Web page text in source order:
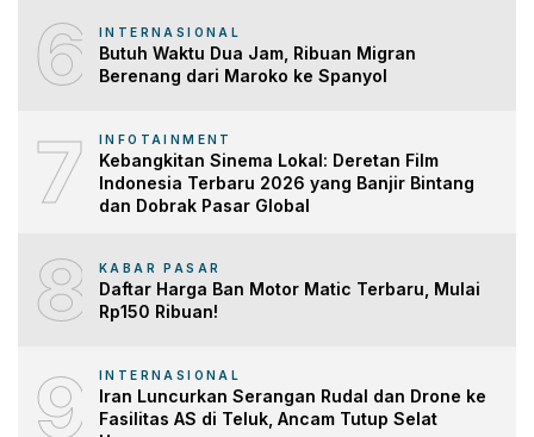
6 INTERNASIONAL
Butuh Waktu Dua Jam, Ribuan Migran
Berenang dari Maroko ke Spanyol
7 INFOTAINMENT
Kebangkitan Sinema Lokal: Deretan Film
Indonesia Terbaru 2026 yang Banjir Bintang
dan Dobrak Pasar Global
8 KABAR PASAR
Daftar Harga Ban Motor Matic Terbaru, Mulai
Rp150 Ribuan!
9 INTERNASIONAL
Iran Luncurkan Serangan Rudal dan Drone ke
Fasilitas AS di Teluk, Ancam Tutup Selat